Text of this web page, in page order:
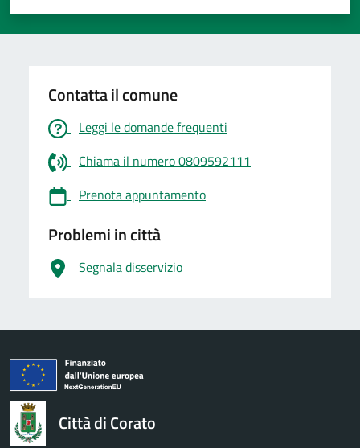
Valuta 5 stelle su 5
Valuta 4 stelle su 5
Valuta 3 stelle su 5
Valuta 2 stelle su 5
Valuta 1 stelle su 5
Contatta il comune
Leggi le domande frequenti
Chiama il numero 0809592111
Prenota appuntamento
Problemi in città
Segnala disservizio
logo Unione Europea
Città di Corato